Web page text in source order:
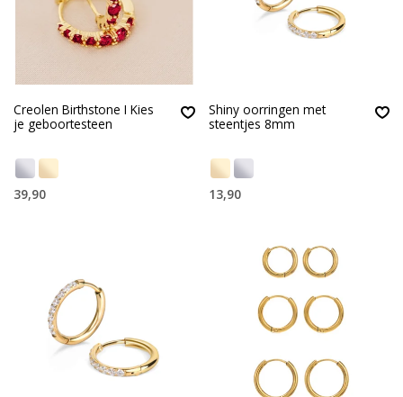
Creolen Birthstone I Kies
je geboortesteen
39,90
Shiny oorringen met
steentjes 8mm
13,90